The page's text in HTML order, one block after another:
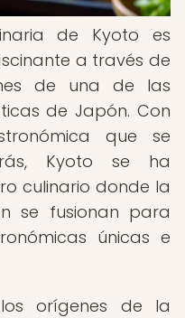
de Kyoto es
a través de
de una de las
de Japón. Con
que se
Kyoto se ha
culinario donde la
se fusionan para
únicas e
orígenes de la